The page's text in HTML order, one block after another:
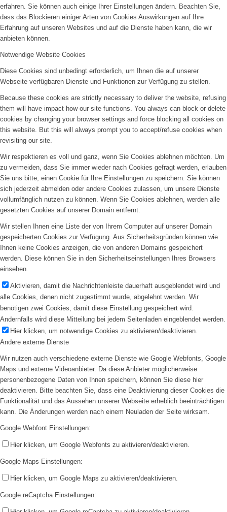
erfahren. Sie können auch einige Ihrer Einstellungen ändern. Beachten Sie,
dass das Blockieren einiger Arten von Cookies Auswirkungen auf Ihre
Erfahrung auf unseren Websites und auf die Dienste haben kann, die wir
anbieten können.
Notwendige Website Cookies
Diese Cookies sind unbedingt erforderlich, um Ihnen die auf unserer
Webseite verfügbaren Dienste und Funktionen zur Verfügung zu stellen.
Because these cookies are strictly necessary to deliver the website, refusing
them will have impact how our site functions. You always can block or delete
cookies by changing your browser settings and force blocking all cookies on
this website. But this will always prompt you to accept/refuse cookies when
revisiting our site.
Wir respektieren es voll und ganz, wenn Sie Cookies ablehnen möchten. Um
zu vermeiden, dass Sie immer wieder nach Cookies gefragt werden, erlauben
Sie uns bitte, einen Cookie für Ihre Einstellungen zu speichern. Sie können
sich jederzeit abmelden oder andere Cookies zulassen, um unsere Dienste
vollumfänglich nutzen zu können. Wenn Sie Cookies ablehnen, werden alle
gesetzten Cookies auf unserer Domain entfernt.
Wir stellen Ihnen eine Liste der von Ihrem Computer auf unserer Domain
gespeicherten Cookies zur Verfügung. Aus Sicherheitsgründen können wie
Ihnen keine Cookies anzeigen, die von anderen Domains gespeichert
werden. Diese können Sie in den Sicherheitseinstellungen Ihres Browsers
einsehen.
Aktivieren, damit die Nachrichtenleiste dauerhaft ausgeblendet wird und
alle Cookies, denen nicht zugestimmt wurde, abgelehnt werden. Wir
benötigen zwei Cookies, damit diese Einstellung gespeichert wird.
Andernfalls wird diese Mitteilung bei jedem Seitenladen eingeblendet werden.
Hier klicken, um notwendige Cookies zu aktivieren/deaktivieren.
Andere externe Dienste
Wir nutzen auch verschiedene externe Dienste wie Google Webfonts, Google
Maps und externe Videoanbieter. Da diese Anbieter möglicherweise
personenbezogene Daten von Ihnen speichern, können Sie diese hier
deaktivieren. Bitte beachten Sie, dass eine Deaktivierung dieser Cookies die
Funktionalität und das Aussehen unserer Webseite erheblich beeinträchtigen
kann. Die Änderungen werden nach einem Neuladen der Seite wirksam.
Google Webfont Einstellungen:
Hier klicken, um Google Webfonts zu aktivieren/deaktivieren.
Google Maps Einstellungen:
Hier klicken, um Google Maps zu aktivieren/deaktivieren.
Google reCaptcha Einstellungen: